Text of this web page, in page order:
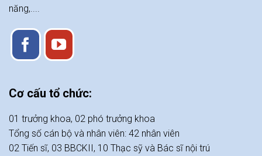
năng,....
Cơ cấu tổ chức:
01 trưởng khoa, 02 phó trưởng khoa
Tổng số cán bộ và nhân viên: 42 nhân viên
02 Tiến sĩ, 03 BBCKII, 10 Thạc sỹ và Bác sĩ nội trú